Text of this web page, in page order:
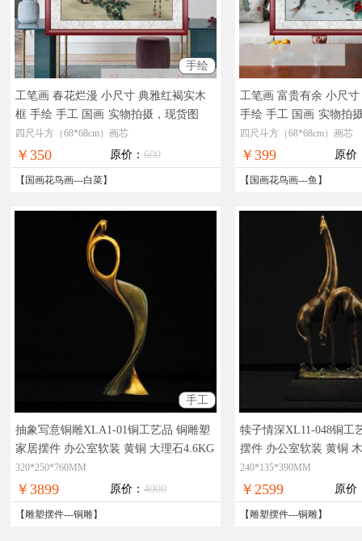
手绘
工笔画 春花烂漫 小尺寸 典雅红褐实木
框 手绘 手工 国画 实物拍摄，现货图
片，在线支付，全国免邮
四尺斗方（68*68cm）画芯
￥350 原价： 600
【 国画花鸟画---白菜】
工笔画 富贵有余 小尺
手绘 手工 国画 实物拍
在线支付，全国免邮
四尺斗方（68*68cm）画芯
￥399 原价
【 国画花鸟画---鱼 】
手工
抽象写意铜雕XLA1-01铜工艺品 铜雕塑
家居摆件 办公室软装 黄铜 大理石4.6KG
实物拍摄，精品艺术，在线支付，全国
免邮
320*250*760MM
￥3899 原价： 4000
【雕塑摆件---铜雕】
犊子情深XL11-048铜工
摆件 办公室软装 黄铜
精品艺术，在线支付，
240*135*390MM
￥2599 原价
【雕塑摆件---铜雕】